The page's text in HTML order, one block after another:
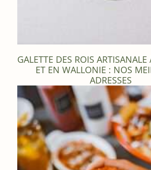
GALETTE DES ROIS ARTISANALE
ET EN WALLONIE : NOS
ADRESSES